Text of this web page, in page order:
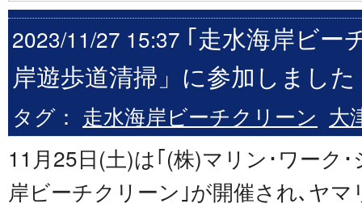
2023/11/27 15:37 ｢走水海岸ビー
岸遊歩道清掃」に参加しました
タグ： 走水海岸ビーチクリーン 大
11月25日(土)は｢(株)マリン･ワーク
岸ビーチクリーン｣が開催され､ヤ